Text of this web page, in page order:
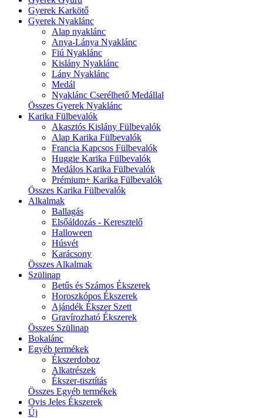
Gyerek Karkötő
Gyerek Nyaklánc
Alap nyaklánc
Anya-Lánya Nyaklánc
Fiú Nyaklánc
Kislány Nyaklánc
Lány Nyaklánc
Medál
Nyaklánc Cserélhető Medállal
Összes Gyerek Nyaklánc
Karika Fülbevalók
Akasztós Kislány Fülbevalók
Alap Karika Fülbevalók
Francia Kapcsos Fülbevalók
Huggie Karika Fülbevalók
Medálos Karika Fülbevalók
Prémium+ Karika Fülbevalók
Összes Karika Fülbevalók
Alkalmak
Ballagás
Elsőáldozás - Keresztelő
Halloween
Húsvét
Karácsony
Összes Alkalmak
Szülinap
Betűs és Számos Ékszerek
Horoszkópos Ékszerek
Ajándék Ékszer Szett
Gravírozható Ékszerek
Összes Szülinap
Bokalánc
Egyéb termékek
Ékszerdoboz
Alkatrészek
Ékszer-tisztítás
Összes Egyéb termékek
Ovis Jeles Ékszerek
Új